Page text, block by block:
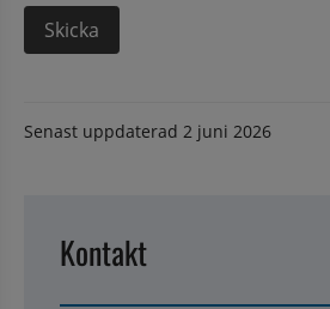
Senast uppdaterad 2 juni 2026
Kontakt